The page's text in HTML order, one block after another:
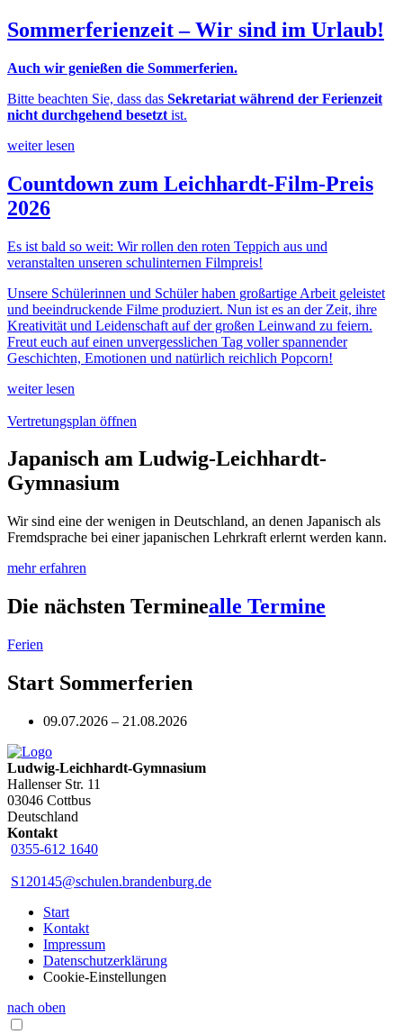
Sommerferienzeit – Wir sind im Urlaub!
Auch wir genießen die Sommerferien.
Bitte beachten Sie, dass das Sekretariat während der Ferienzeit
nicht durchgehend besetzt ist.
weiter lesen
Countdown zum Leichhardt-Film-Preis
2026
Es ist bald so weit: Wir rollen den roten Teppich aus und
veranstalten unseren schulinternen Filmpreis!
Unsere Schülerinnen und Schüler haben großartige Arbeit geleistet
und beeindruckende Filme produziert. Nun ist es an der Zeit, ihre
Kreativität und Leidenschaft auf der großen Leinwand zu feiern.
Freut euch auf einen unvergesslichen Tag voller spannender
Geschichten, Emotionen und natürlich reichlich Popcorn!
weiter lesen
Vertretungsplan öffnen
Japanisch am Ludwig-Leichhardt-
Gymnasium
Wir sind eine der wenigen in Deutschland, an denen Japanisch als
Fremdsprache bei einer japanischen Lehrkraft erlernt werden kann.
mehr erfahren
Die nächsten Terminealle Termine
Ferien
Start Sommerferien
09.07.2026 – 21.08.2026
Ludwig-Leichhardt-Gymnasium
Hallenser Str. 11
03046 Cottbus
Deutschland
Kontakt
0355-612 1640
S120145@schulen.brandenburg.de
Start
Kontakt
Impressum
Datenschutzerklärung
Cookie-Einstellungen
nach oben